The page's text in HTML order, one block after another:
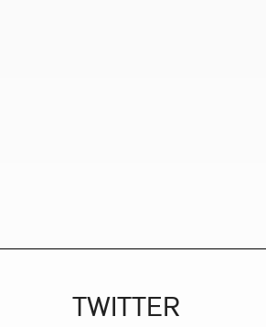
TWITTER